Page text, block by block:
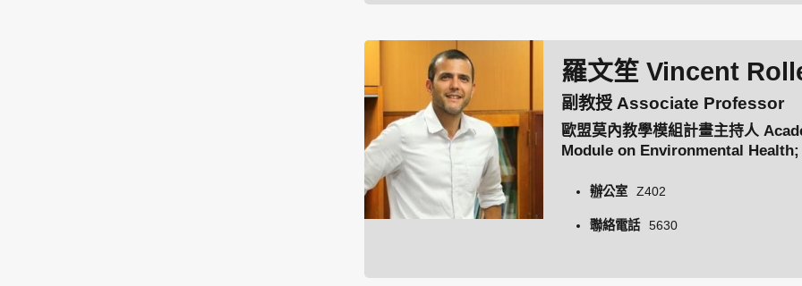
羅文笙 Vincent
副教授 Associate Professor
歐盟莫內教學模組計畫主持人
Module on Environmental
Studies
辦公室 Z402
聯絡電話 5630